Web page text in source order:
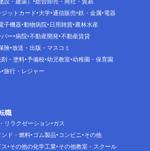
ットカード 大学 通信販売 鉄・金属 電器
子機器 動物病院 日用雑貨 農林水産
ー 病院 不動産開発 不動産賃貸
険 放送・出版・マスコミ
・塗料 予備校 幼児教室 幼稚園・保育園
旅行・レジャー
職
リラクゼーション ガス
ド・燃料 ゴム製品 コンビニ その他
その他の化学工業 その他教室・スクール